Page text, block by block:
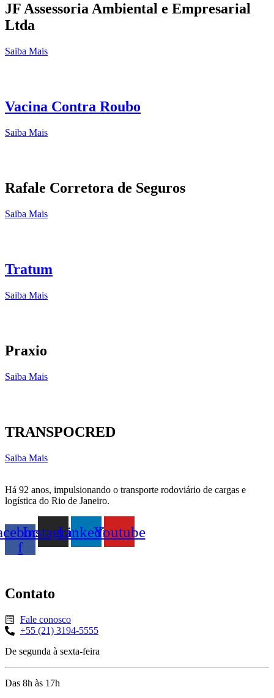
JF Assessoria Ambiental e Empresarial
Ltda
Saiba Mais
Vacina Contra Roubo
Saiba Mais
Rafale Corretora de Seguros
Saiba Mais
Tratum
Saiba Mais
Praxio
Saiba Mais
TRANSPOCRED
Saiba Mais
Há 92 anos, impulsionando o transporte rodoviário de cargas e
logística do Rio de Janeiro.
f
InstagramLinkedinYoutube
Contato
Fale conosco
+55 (21) 3194-5555
De segunda à sexta-feira
Das 8h às 17h